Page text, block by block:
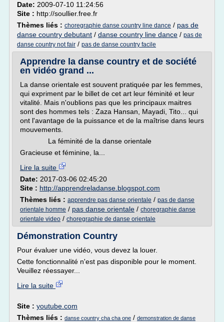
Date: 2009-07-10 11:24:56
Site : http://soullier.free.fr
Thèmes liés : choregraphie danse country line dance / pas de
danse country debutant / danse country line dance / pas de
danse country not fair / pas de danse country facile
Apprendre la danse country et de société
en vidéo grand ...
La danse orientale est souvent pratiquée par les femmes,
qui expriment par le billet de cet art leur féminité et leur
vitalité. Mais n'oublions pas que les principaux maitres
sont des hommes tels : Zaza Hansan, Mayadi, Tito... qui
ont l'avantage de la puissance et de la maîtrise dans leurs
mouvements.
La féminité de la danse orientale
Gracieuse et féminine, la...
Lire la suite
Date: 2017-03-06 02:45:20
Site : http://apprendreladanse.blogspot.com
Thèmes liés : apprendre pas danse orientale / pas de danse
orientale homme / pas danse orientale / choregraphie danse
orientale video / choregraphie de danse orientale
Démonstration Country
Pour évaluer une vidéo, vous devez la louer.
Cette fonctionnalité n'est pas disponible pour le moment.
Veuillez réessayer...
Lire la suite
Site : youtube.com
Thèmes liés : danse country cha cha one / demonstration de danse